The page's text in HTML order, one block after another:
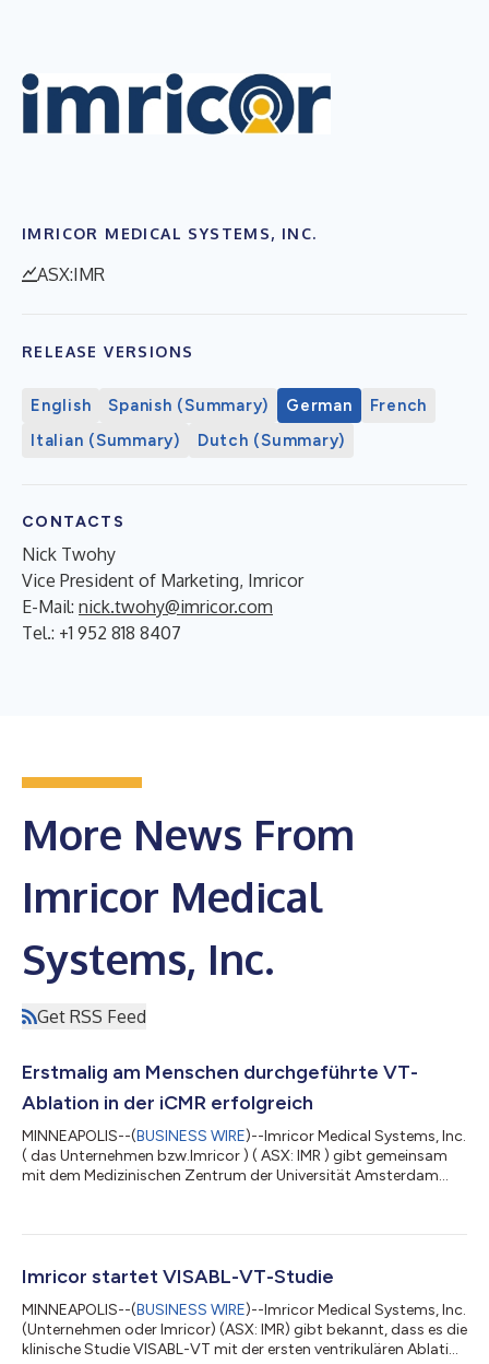
IMRICOR MEDICAL SYSTEMS, INC.
ASX:IMR
RELEASE VERSIONS
English Spanish (Summary) German
French
Italian (Summary)
Dutch (Summary)
CONTACTS
Nick Twohy
Vice President of Marketing, Imricor
E-Mail: nick.twohy@imricor.com
Tel.: +1 952 818 8407
More News From
Imricor Medical
Systems, Inc.
Get RSS Feed
Erstmalig am Menschen durchgeführte VT-
Ablation in der iCMR erfolgreich
MINNEAPOLIS--(BUSINESS WIRE)--Imricor Medical Systems, Inc.
( das Unternehmen bzw.Imricor ) ( ASX: IMR ) gibt gemeinsam
mit dem Medizinischen Zentrum der Universität Amsterdam
ischämische Ventrikel-Tachykardie- (VT)-Ablation erfolgreich
führte die VT-Ablation durch, nachdem zuvor Erfahrungen mit
Imricor startet VISABL-VT-Studie
MINNEAPOLIS--(BUSINESS WIRE)--Imricor Medical Systems, Inc.
(Unternehmen oder Imricor) (ASX: IMR) gibt bekannt, dass es die
klinische Studie VISABL-VT mit der ersten ventrikulären Ablation